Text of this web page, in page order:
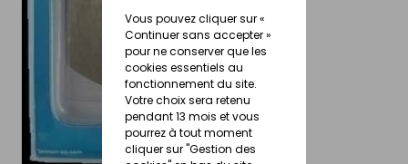
Vous pouvez cliquer sur «
Continuer sans accepter »
pour ne conserver que les
cookies essentiels au
fonctionnement du site.
Votre choix sera retenu
pendant 13 mois et vous
pourrez à tout moment
cliquer sur "Gestion des